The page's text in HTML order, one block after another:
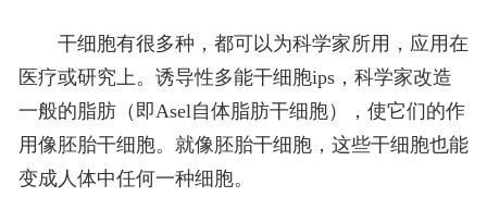
干细胞有很多种，都可以为科学家所用，应用在
医疗或研究上。诱导性多能干细胞ips，科学家改造
一般的脂肪（即Asel自体脂肪干细胞），使它们的作
用像胚胎干细胞。就像胚胎干细胞，这些干细胞也能
变成人体中任何一种细胞。